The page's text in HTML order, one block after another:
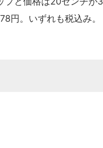
円。いずれも税込み。